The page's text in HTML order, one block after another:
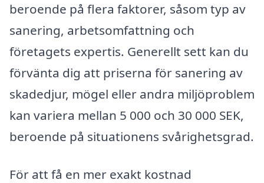
beroende på flera faktorer, såsom typ av
sanering, arbetsomfattning och
företagets expertis. Generellt sett kan du
förvänta dig att priserna för sanering av
skadedjur, mögel eller andra miljöproblem
kan variera mellan 5 000 och 30 000 SEK,
beroende på situationens svårighetsgrad.
För att få en mer exakt kostnad